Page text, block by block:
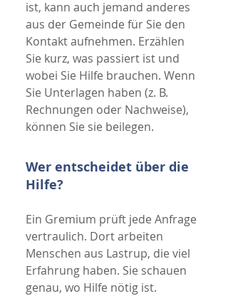
ist, kann auch jemand anderes
aus der Gemeinde für Sie den
Kontakt aufnehmen. Erzählen
Sie kurz, was passiert ist und
wobei Sie Hilfe brauchen. Wenn
Sie Unterlagen haben (z. B.
Rechnungen oder Nachweise),
können Sie sie beilegen.
Wer entscheidet über die
Hilfe?
Ein Gremium prüft jede Anfrage
vertraulich. Dort arbeiten
Menschen aus Lastrup, die viel
Erfahrung haben. Sie schauen
genau, wo Hilfe nötig ist.